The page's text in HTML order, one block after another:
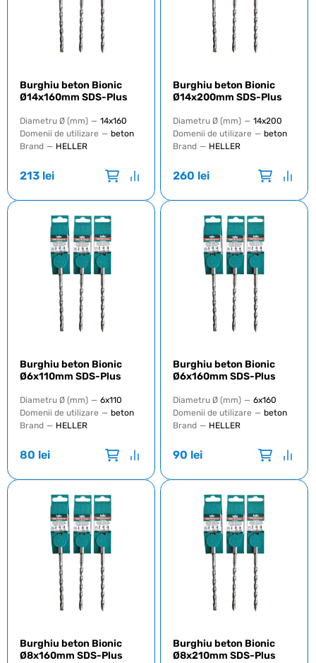
Burghiu beton Bionic
Ø14x160mm SDS-Plus
Diametru Ø (mm) — 14x160
Domenii de utilizare — beton
Brand — HELLER
213 lei
Burghiu beton Bionic
Ø14x200mm SDS-Plus
Diametru Ø (mm) — 14x200
Domenii de utilizare — beton
Brand — HELLER
260 lei
Burghiu beton Bionic
Ø6x110mm SDS-Plus
Diametru Ø (mm) — 6x110
Domenii de utilizare — beton
Brand — HELLER
80 lei
Burghiu beton Bionic
Ø6x160mm SDS-Plus
Diametru Ø (mm) — 6x160
Domenii de utilizare — beton
Brand — HELLER
90 lei
Burghiu beton Bionic
Ø8x160mm SDS-Plus
Burghiu beton Bionic
Ø8x210mm SDS-Plus